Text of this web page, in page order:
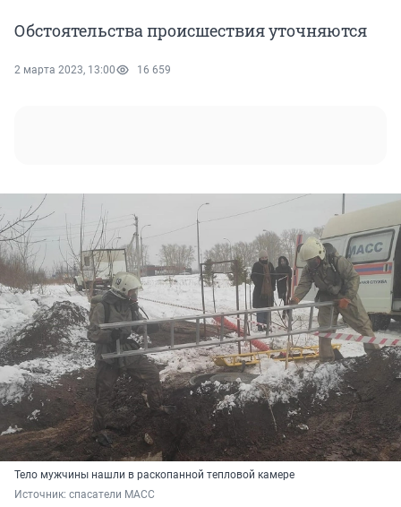
Обстоятельства происшествия уточняются
2 марта 2023, 13:00 16 659
Тело мужчины нашли в раскопанной тепловой камере
Источник: спасатели МАСС